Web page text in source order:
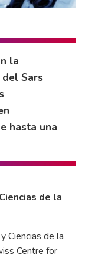
la
Sars
hasta una
de la
Ciencias de la
Centre for